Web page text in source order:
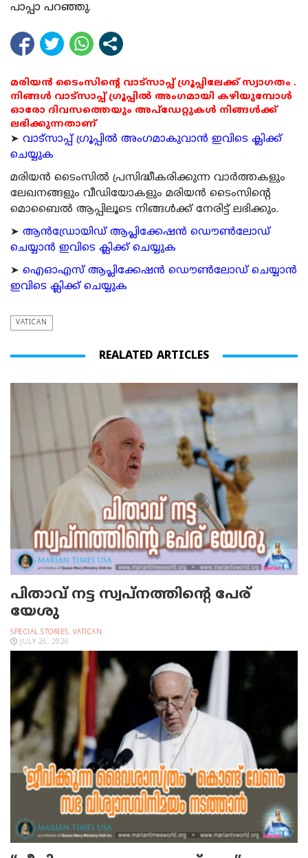
പാപ്പാ പറഞ്ഞു.
മരിയൻ ടൈംസിന്റെ വാട്സാപ്പ് ഗ്രൂപ്പിലേക്ക് സ്വാഗതം .
നിങ്ങൾ വാട്സാപ്പ് ഗ്രൂപ്പിൽ അംഗമായി കഴിയുമ്പോൾ
ഓരോ ദിവസത്തെയും അപ്ഡേറ്റുകൾ നിങ്ങൾക്ക്
ലഭിക്കുന്നതാണ്
➤ വാട്സാപ്പ് ഗ്രൂപ്പിൽ അംഗമാകുവാൻ ഇവിടെ ക്ലിക്ക്
ചെയ്യുക
മരിയന്‍ ടൈംസില്‍ പ്രസിദ്ധീകരിക്കുന്ന വാര്‍ത്തകളും
ലേഖനങ്ങളും വീഡിയോകളും മരിയന്‍ ടൈംസിന്റെ
മൊബൈല്‍ ആപ്പിലൂടെ നിങ്ങള്‍ക്ക് നേരിട്ട് ലഭിക്കും.
➤ ആന്‍ഡ്രോയിഡ് ആപ്ലിക്കേഷന്‍ ഡൌണ്‍ലോഡ്
ചെയ്യാന്‍ ഇവിടെ ക്ലിക്ക് ചെയ്യുക
➤ ഐഓഎസ് ആപ്ലിക്കേഷന്‍ ഡൌണ്‍ലോഡ് ചെയ്യാന്‍
ഇവിടെ ക്ലിക്ക് ചെയ്യുക
VATICAN
REALATED ARTICLES
പിതാവ് നട്ട സ്വപ്നത്തിന്റെ പേര്
യേശു
SPECIAL STORIES, VATICAN
JULY 26, 2026